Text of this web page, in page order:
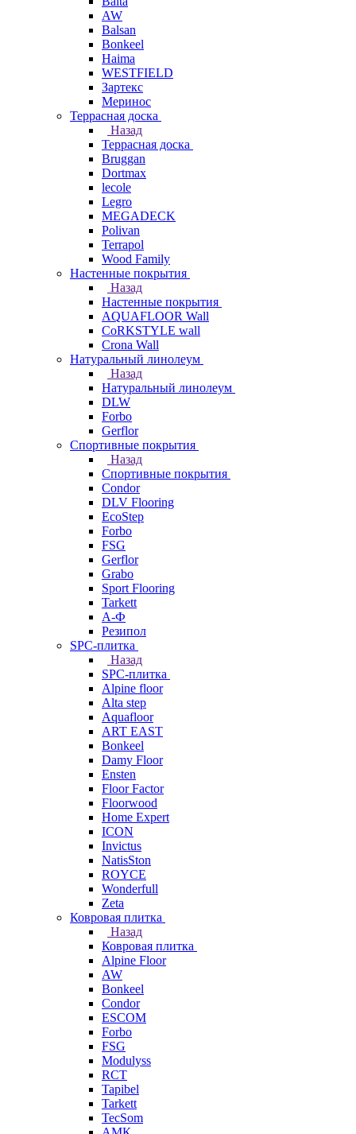
AW
Balsan
Bonkeel
Haima
WESTFIELD
Зартекс
Меринос
Террасная доска
Назад
Террасная доска
Bruggan
Dortmax
lecole
Legro
MEGADECK
Polivan
Terrapol
Wood Family
Настенные покрытия
Назад
Настенные покрытия
AQUAFLOOR Wall
CoRKSTYLE wall
Crona Wall
Натуральный линолеум
Назад
Натуральный линолеум
DLW
Forbo
Gerflor
Спортивные покрытия
Назад
Спортивные покрытия
Condor
DLV Flooring
EcoStep
Forbo
FSG
Gerflor
Grabo
Sport Flooring
Tarkett
А-Ф
Резипол
SPC-плитка
Назад
SPC-плитка
Alpine floor
Alta step
Aquafloor
ART EAST
Bonkeel
Damy Floor
Ensten
Floor Factor
Floorwood
Home Expert
ICON
Invictus
NatisSton
ROYCE
Wonderfull
Zeta
Ковровая плитка
Назад
Ковровая плитка
Alpine Floor
AW
Bonkeel
Condor
ESCOM
Forbo
FSG
Modulyss
RCT
Tapibel
Tarkett
TecSom